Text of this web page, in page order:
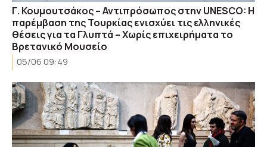
Γ. Κουμουτσάκος – Αντιπρόσωπος στην UNESCO: Η
παρέμβαση της Τουρκίας ενισχύει τις ελληνικές
θέσεις για τα Γλυπτά – Χωρίς επιχειρήματα το
Βρετανικό Μουσείο
05/06 09:49